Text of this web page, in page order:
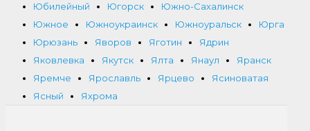
Юбилейный
Югорск
Южно-Сахалинск
Южное
Южноукраинск Южноуральск
Юрга
Юрюзань
Яворов Яготин
Ядрин
Яковлевка
Якутск Ялта Янаул
Яранск
Яремче
Ярославль Ярцево
Ясиноватая
Ясный
Яхрома